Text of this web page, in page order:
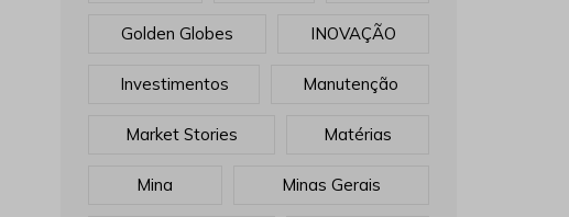
Golden Globes INOVAÇÃO
Investimentos Manutenção
Market Stories Matérias
Mina Minas Gerais